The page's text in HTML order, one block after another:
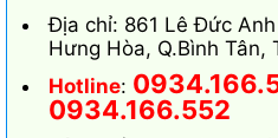
Địa chỉ: 861 Lê Đức
Hưng Hòa, Q.Bình Tân,
Hotline:
0934.166.552